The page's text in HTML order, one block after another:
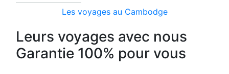
Les voyages au Cambodge
Leurs voyages avec nous
Garantie 100% pour vous